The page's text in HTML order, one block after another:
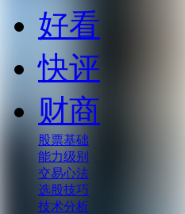
好看
快评
财商
股票基础
能力级别
交易心法
选股技巧
技术分析